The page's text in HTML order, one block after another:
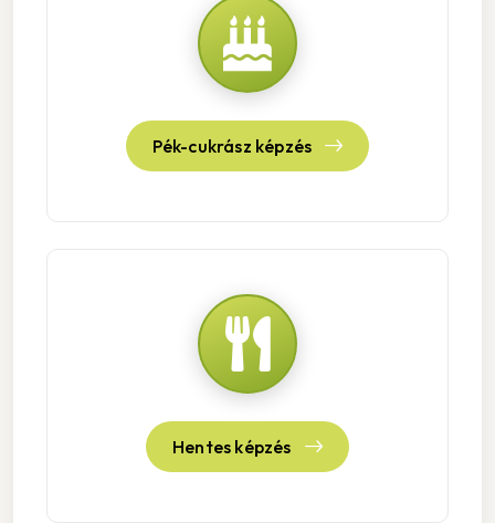
Pék-cukrász képzés
Hentes képzés